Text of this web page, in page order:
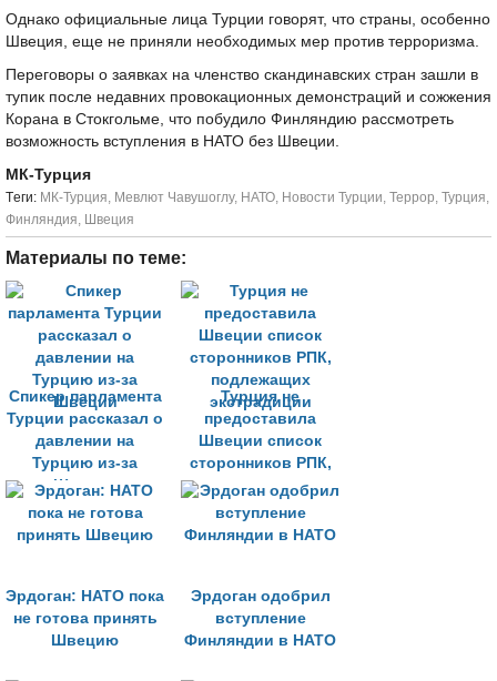
Однако официальные лица Турции говорят, что страны, особенно
Швеция, еще не приняли необходимых мер против терроризма.
Переговоры о заявках на членство скандинавских стран зашли в
тупик после недавних провокационных демонстраций и сожжения
Корана в Стокгольме, что побудило Финляндию рассмотреть
возможность вступления в НАТО без Швеции.
МК-Турция
Tеги: МК-Турция, Мевлют Чавушоглу, НАТО, Новости Турции, Террор, Турция,
Финляндия, Швеция
Материалы по теме:
Спикер парламента
Турции рассказал о
давлении на
Турцию из-за
Швеции
Турция не
предоставила
Швеции список
сторонников РПК,
подлежащих
экстрадиции
Эрдоган: НАТО пока
не готова принять
Швецию
Эрдоган одобрил
вступление
Финляндии в НАТО